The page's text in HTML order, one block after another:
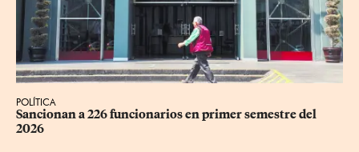
POLÍTICA
Sancionan a 226 funcionarios en primer semestre del
2026